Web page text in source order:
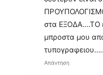
στα ΕΞΟΔΑ….ΤΟ
μπροστα μου
Απάντηση